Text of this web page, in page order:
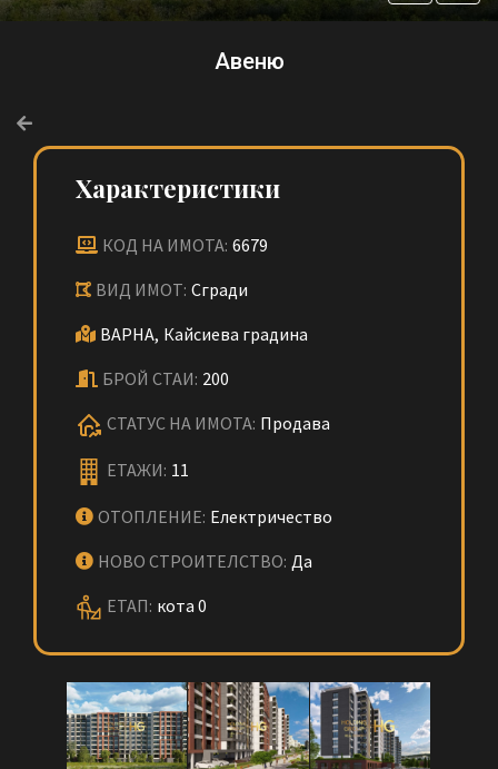
Авеню
Характеристики
КОД НА ИМОТА: 6679
ВИД ИМОТ: Сгради
ВАРНА, Кайсиева градина
БРОЙ СТАИ: 200
СТАТУС НА ИМОТА: Продава
ЕТАЖИ: 11
ОТОПЛЕНИЕ: Електричество
НОВО СТРОИТЕЛСТВО: Да
ЕТАП: кота 0